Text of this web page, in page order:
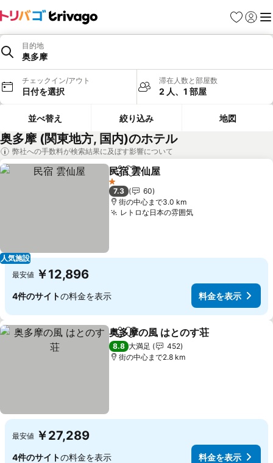
お気に入り
ログイ
メ
目的地
奥多摩
チェックイン/アウト
日付を選択
滞在人数と部屋数
2 人、1 部屋
並べ替え 絞り込み 地図
奥多摩 (関東地方, 国内)のホテル
弊社への手数料が検索結果に及ぼす影響について
人気施設
シェアお気に入りに追加
民宿 雲仙屋
1 ホテルのランク
7.3
60
街の中心まで3.0 km
レトロな日本の雰囲気料金を表示
最安値 ￥12,896
4件のサイトの料金を表示 料金を表示
シェアお気に入りに追加
奥多摩の風 はとのす荘
8.8 大満足
452
街の中心まで2.8 km
最安値 ￥27,289
4件のサイトの料金を表示 料金を表示